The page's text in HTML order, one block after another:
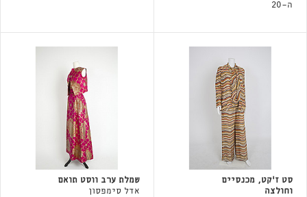
ה-20
סט ז׳קט, מכנסיים
וחולצה
שמלת ערב ווסט תואם
אדל סימפסון